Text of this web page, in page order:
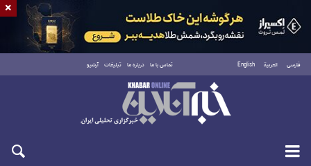
فارسی العربية English تماس با ما درباره ما تبلیغات آرشیو
شنبه ۱۷ مرداد ۱۴۰۵
×